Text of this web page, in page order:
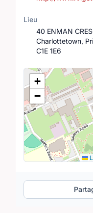
Lieu
40 ENMAN
Charlottetown,
C1E 1E6
Lieu
+
−